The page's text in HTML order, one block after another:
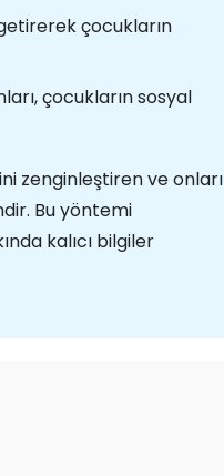
çocukların
çocukların sosyal
zenginleştiren ve onları
Bu yöntemi
kalıcı bilgiler